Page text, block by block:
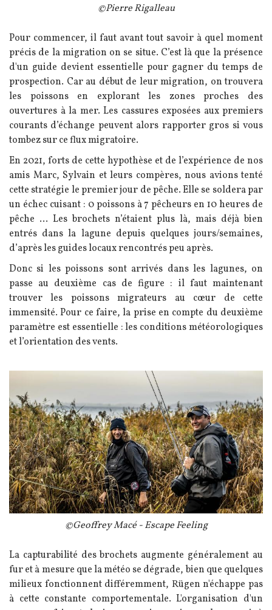
©Pierre Rigalleau
Texte
Pour commencer, il faut avant tout savoir à quel moment
précis de la migration on se situe. C’est là que la présence
d'un guide devient essentielle pour gagner du temps de
prospection. Car au début de leur migration, on trouvera
les poissons en explorant les zones proches des
ouvertures à la mer. Les cassures exposées aux premiers
courants d’échange peuvent alors rapporter gros si vous
tombez sur ce flux migratoire.
En 2021, forts de cette hypothèse et de l’expérience de nos
amis Marc, Sylvain et leurs compères, nous avions tenté
cette stratégie le premier jour de pêche. Elle se soldera par
un échec cuisant : 0 poissons à 7 pêcheurs en 10 heures de
pêche … Les brochets n’étaient plus là, mais déjà bien
entrés dans la lagune depuis quelques jours/semaines,
d’après les guides locaux rencontrés peu après.
Donc si les poissons sont arrivés dans les lagunes, on
passe au deuxième cas de figure : il faut maintenant
trouver les poissons migrateurs au cœur de cette
immensité. Pour ce faire, la prise en compte du deuxième
paramètre est essentielle : les conditions météorologiques
et l’orientation des vents.
©Geoffrey Macé - Escape Feeling
Texte
La capturabilité des brochets augmente généralement au
fur et à mesure que la météo se dégrade, bien que quelques
milieux fonctionnent différemment, Rügen n'échappe pas
à cette constante comportementale. L'organisation d'un